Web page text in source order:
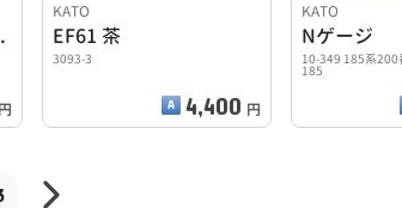
セット
円
KATO
EF61 茶
3093-3
4,400 円
KATO
Nゲージ
10-349 185系200
185